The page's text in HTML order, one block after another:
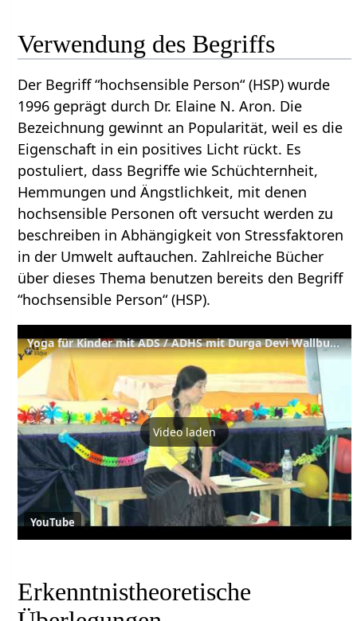
Verwendung des Begriffs
Der Begriff “hochsensible Person“ (HSP) wurde
1996 geprägt durch Dr. Elaine N. Aron. Die
Bezeichnung gewinnt an Popularität, weil es die
Eigenschaft in ein positives Licht rückt. Es
postuliert, dass Begriffe wie Schüchternheit,
Hemmungen und Ängstlichkeit, mit denen
hochsensible Personen oft versucht werden zu
beschreiben in Abhängigkeit von Stressfaktoren
in der Umwelt auftauchen. Zahlreiche Bücher
über dieses Thema benutzen bereits den Begriff
“hochsensible Person“ (HSP).
Yoga für Kinder mit ADS / ADHS mit Durga Devi Wallburger
Video laden
YouTube
Erkenntnistheoretische